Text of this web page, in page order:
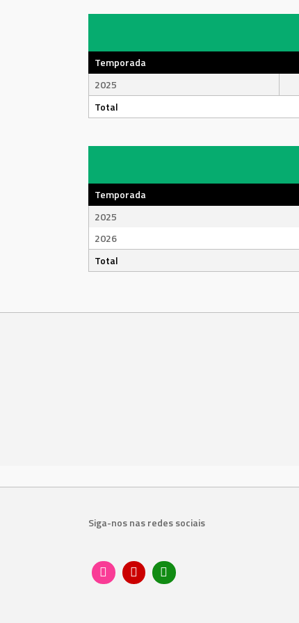
Temporada
2025
Total
Temporada
2025
2026
Total
Siga-nos nas redes sociais